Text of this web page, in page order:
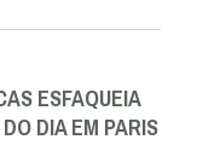
ESFAQUEIA
DIA EM PARIS